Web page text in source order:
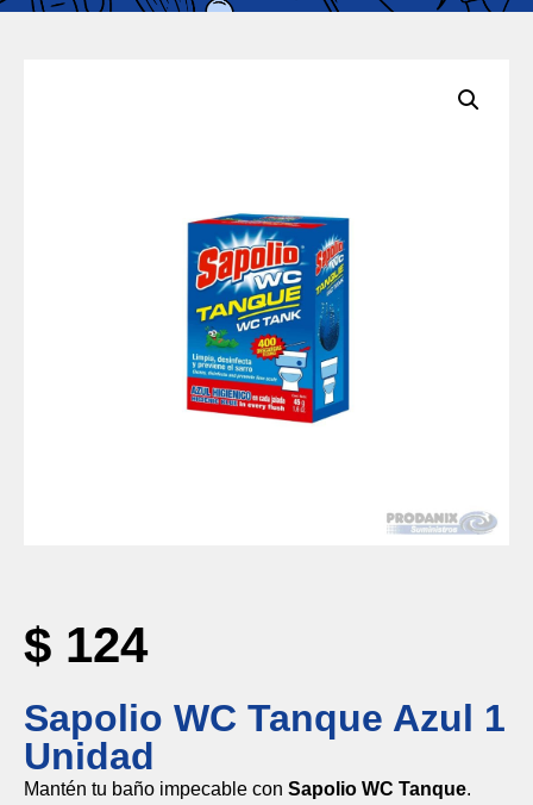
Sapolio WC Tanque Azul 1
Unidad
$ 124
Mantén tu baño impecable con Sapolio WC Tanque.